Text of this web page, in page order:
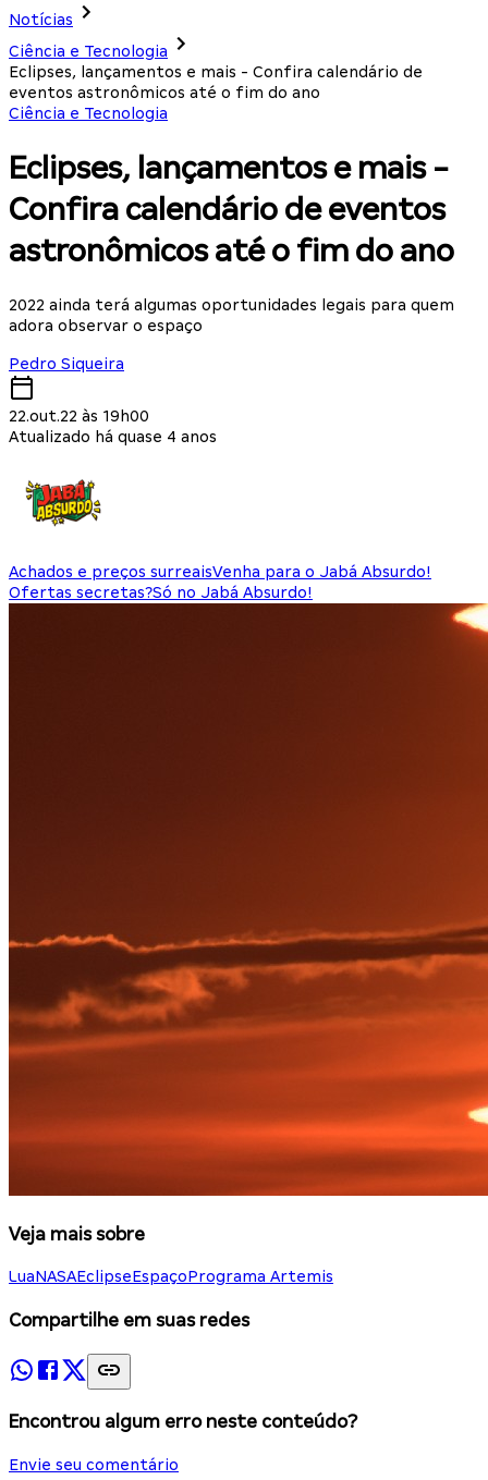
Notícias
Ciência e Tecnologia
Eclipses, lançamentos e mais - Confira calendário de
eventos astronômicos até o fim do ano
Ciência e Tecnologia
Eclipses, lançamentos e mais -
Confira calendário de eventos
astronômicos até o fim do ano
2022 ainda terá algumas oportunidades legais para quem
adora observar o espaço
Pedro Siqueira
22.out.22 às 19h00
Atualizado há quase 4 anos
Achados e preços surreaisVenha para o Jabá Absurdo!
Ofertas secretas?Só no Jabá Absurdo!
Veja mais sobre
LuaNASAEclipseEspaçoPrograma Artemis
Compartilhe em suas redes
Encontrou algum erro neste conteúdo?
Envie seu comentário